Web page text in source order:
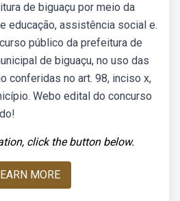
de biguaçu por meio da
educação, assistência social e.
público da prefeitura de
de biguaçu, no uso das
conferidas no art. 98, inciso x,
Webo edital do concurso
click the button below.
MORE